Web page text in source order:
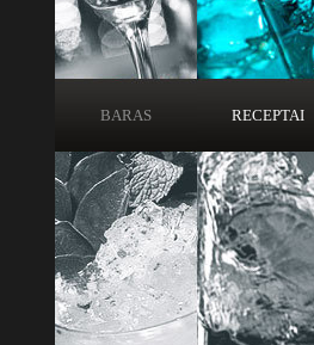
BARAS RECEPTAI